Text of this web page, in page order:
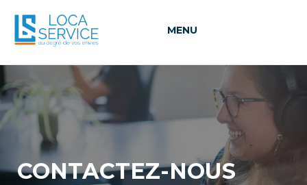
MENU
CONTACTEZ-NOUS